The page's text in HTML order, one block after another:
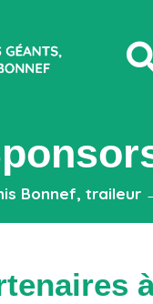
Bonnef, traileur